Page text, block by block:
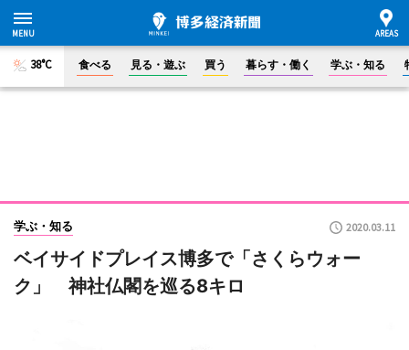
38°C 食べる 見る・遊ぶ 買う 暮らす・働く 学ぶ・知る
学ぶ・知る 2020.03.11
ベイサイドプレイス博多で「さくらウォー
ク」 神社仏閣を巡る8キロ